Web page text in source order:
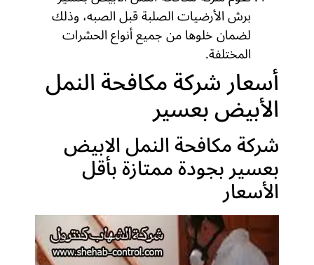
برش الأرضيات الصلبة قبل الصبه، وذلك
لضمان خلوها من جميع أنواع الحشرات
المختلفة.
أسعار شركة مكافحة النمل
الأبيض بعسير
شركة مكافحة النمل الابيض
بعسير بجودة ممتازة بأقل
الأسعار